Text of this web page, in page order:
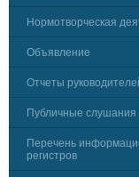
Нормотворческая
Объявление
Отчеты
Публичные слушания
Перечень
регистров